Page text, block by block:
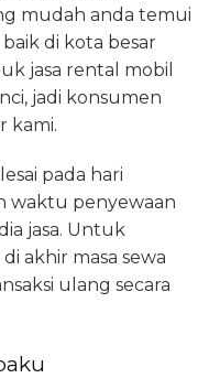
mudah anda temui
di kota besar
jasa rental mobil
jadi konsumen
kami.
pada hari
waktu penyewaan
jasa. Untuk
akhir masa sewa
ulang secara